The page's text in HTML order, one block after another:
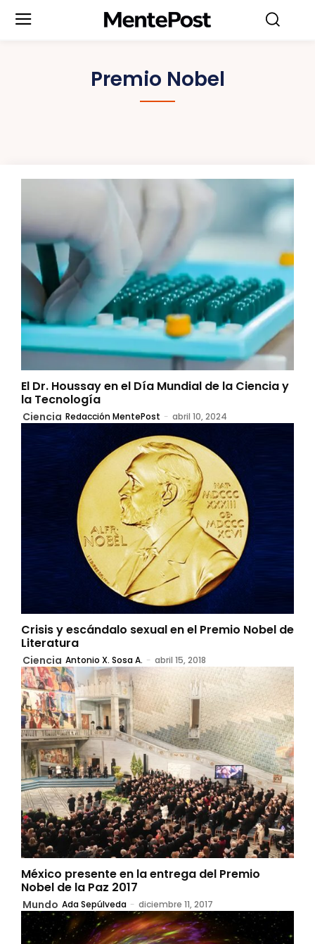
Premio Nobel
El Dr. Houssay en el Día Mundial de la Ciencia y
la Tecnología
Ciencia Redacción MentePost - abril 10, 2024
Crisis y escándalo sexual en el Premio Nobel de
Literatura
Ciencia Antonio X. Sosa A. - abril 15, 2018
México presente en la entrega del Premio
Nobel de la Paz 2017
Mundo Ada Sepúlveda - diciembre 11, 2017